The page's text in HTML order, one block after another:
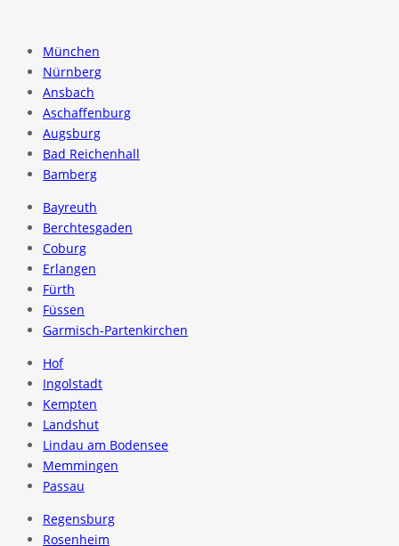
München
Nürnberg
Ansbach
Aschaffenburg
Augsburg
Bad Reichenhall
Bamberg
Bayreuth
Berchtesgaden
Coburg
Erlangen
Fürth
Füssen
Garmisch-Partenkirchen
Hof
Ingolstadt
Kempten
Landshut
Lindau am Bodensee
Memmingen
Passau
Regensburg
Rosenheim